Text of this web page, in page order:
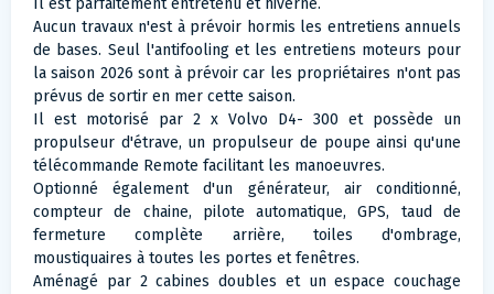
Il est parfaitement entretenu et hiverné.
Aucun travaux n'est à prévoir hormis les entretiens annuels
de bases. Seul l'antifooling et les entretiens moteurs pour
la saison 2026 sont à prévoir car les propriétaires n'ont pas
prévus de sortir en mer cette saison.
Il est motorisé par 2 x Volvo D4- 300 et possède un
propulseur d'étrave, un propulseur de poupe ainsi qu'une
télécommande Remote facilitant les manoeuvres.
Optionné également d'un générateur, air conditionné,
compteur de chaine, pilote automatique, GPS, taud de
fermeture complète arrière, toiles d'ombrage,
moustiquaires à toutes les portes et fenêtres.
Aménagé par 2 cabines doubles et un espace couchage